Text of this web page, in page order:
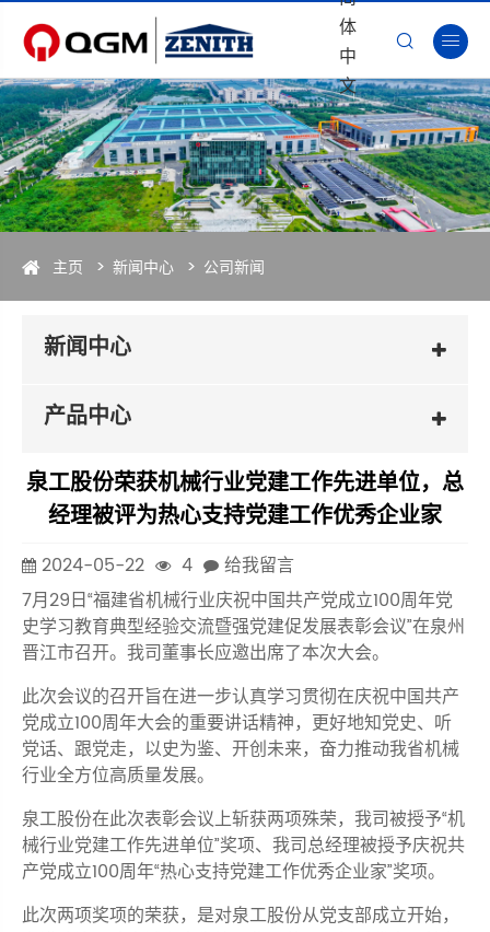
体
中
文
 
主页 新闻中心 公司新闻
新闻中心
产品中心
泉工股份荣获机械行业党建工作先进单位，总
经理被评为热心支持党建工作优秀企业家
2024-05-22 4
给我留言
7月29日“福建省机械行业庆祝中国共产党成立100周年党
史学习教育典型经验交流暨强党建促发展表彰会议”在泉州
晋江市召开。我司董事长应邀出席了本次大会。
此次会议的召开旨在进一步认真学习贯彻在庆祝中国共产
党成立100周年大会的重要讲话精神，更好地知党史、听
党话、跟党走，以史为鉴、开创未来，奋力推动我省机械
行业全方位高质量发展。
泉工股份在此次表彰会议上斩获两项殊荣，我司被授予“机
械行业党建工作先进单位”奖项、我司总经理被授予庆祝共
产党成立100周年“热心支持党建工作优秀企业家”奖项。
此次两项奖项的荣获，是对泉工股份从党支部成立开始，